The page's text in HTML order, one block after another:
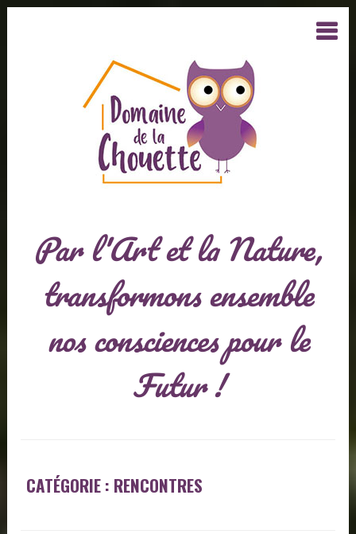
Par l'Art et la Nature,
transformons ensemble
nos consciences pour le
Futur !
CATÉGORIE : RENCONTRES